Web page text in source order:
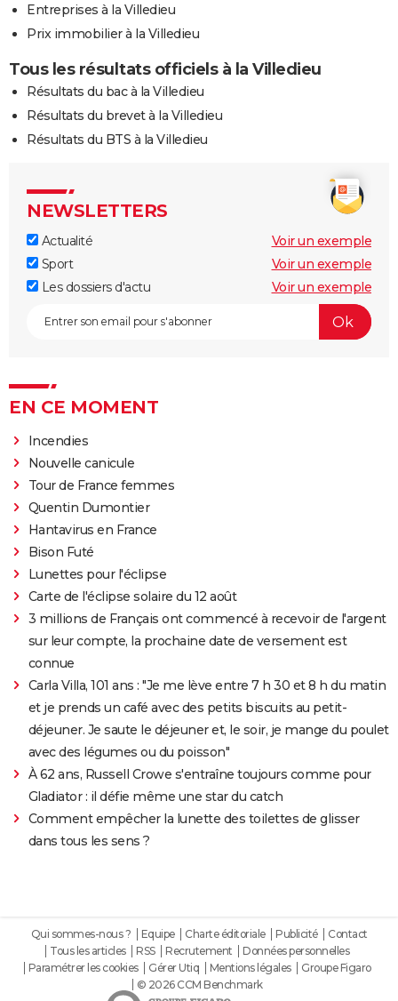
Entreprises à la Villedieu
Prix immobilier à la Villedieu
Tous les résultats officiels à la Villedieu
Résultats du bac à la Villedieu
Résultats du brevet à la Villedieu
Résultats du BTS à la Villedieu
NEWSLETTERS
Actualité
Voir un exemple
Sport
Voir un exemple
Les dossiers d'actu
Voir un exemple
EN CE MOMENT
Incendies
Nouvelle canicule
Tour de France femmes
Quentin Dumontier
Hantavirus en France
Bison Futé
Lunettes pour l'éclipse
Carte de l'éclipse solaire du 12 août
3 millions de Français ont commencé à recevoir de l'argent
sur leur compte, la prochaine date de versement est
connue
Carla Villa, 101 ans : "Je me lève entre 7 h 30 et 8 h du matin
et je prends un café avec des petits biscuits au petit-
déjeuner. Je saute le déjeuner et, le soir, je mange du poulet
avec des légumes ou du poisson"
À 62 ans, Russell Crowe s'entraîne toujours comme pour
Gladiator : il défie même une star du catch
Comment empêcher la lunette des toilettes de glisser
dans tous les sens ?
Qui sommes-nous ? Equipe Charte éditoriale Publicité
Contact
Tous les articles
RSS Recrutement
Données personnelles
Paramétrer les cookies
Gérer Utiq Mentions légales
Groupe Figaro
© 2026 CCM Benchmark